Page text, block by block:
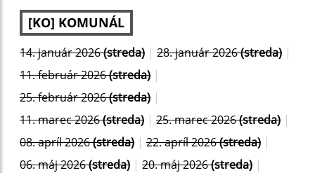
[KO] KOMUNÁL
14. január 2026(streda) | 28. január 2026(streda) |
11. február 2026(streda) |
25. február 2026(streda) |
11. marec 2026(streda) | 25. marec 2026(streda) |
08. apríl 2026(streda) | 22. apríl 2026(streda) |
06. máj 2026(streda) | 20. máj 2026(streda) |